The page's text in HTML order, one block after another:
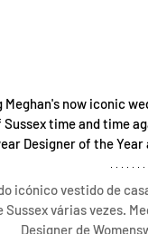
now iconic
time and time
Designer of the
icónico vestido de
Sussex várias vezes.
Designer de